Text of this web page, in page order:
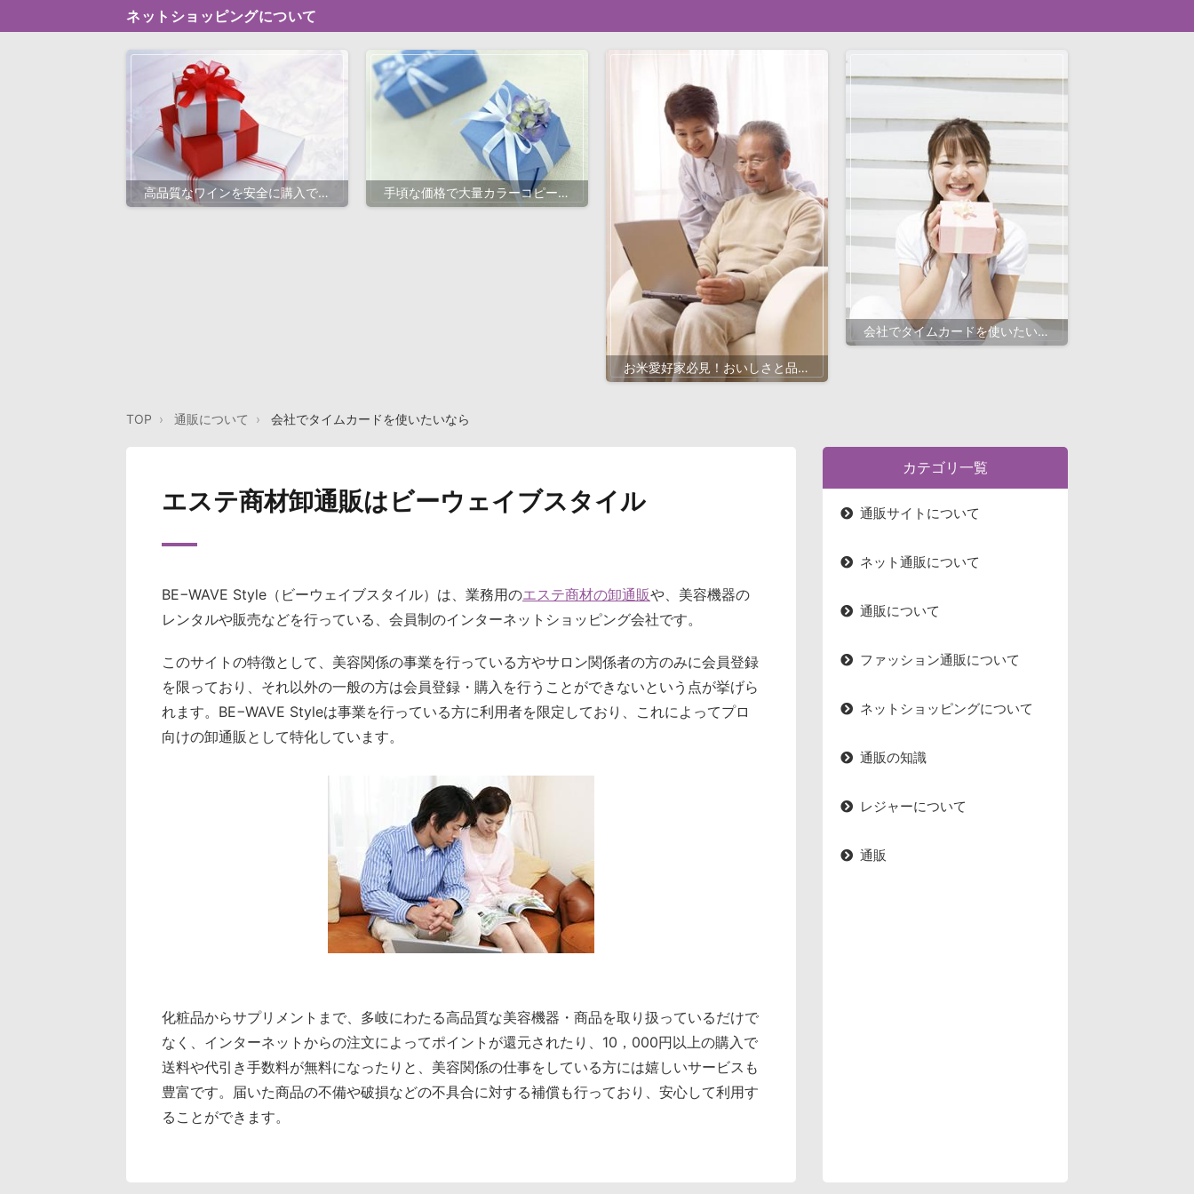
ネットショッピングについて
高品質なワインを安全に購入でき
手頃な価格で大量カラーコピーを
お米愛好家必見！おいしさと品質
会社でタイムカードを使いたいな
TOP 通販について 会社でタイムカードを使いたいなら
エステ商材卸通販はビーウェイブスタイル
BE−WAVE Style（ビーウェイブスタイル）は、業務用のエステ商材の卸通販や、美容機器の
レンタルや販売などを行っている、会員制のインターネットショッピング会社です。
このサイトの特徴として、美容関係の事業を行っている方やサロン関係者の方のみに会員登録
を限っており、それ以外の一般の方は会員登録・購入を行うことができないという点が挙げら
れます。BE−WAVE Styleは事業を行っている方に利用者を限定しており、これによってプロ
向けの卸通販として特化しています。
化粧品からサプリメントまで、多岐にわたる高品質な美容機器・商品を取り扱っているだけで
なく、インターネットからの注文によってポイントが還元されたり、10，000円以上の購入で
送料や代引き手数料が無料になったりと、美容関係の仕事をしている方には嬉しいサービスも
豊富です。届いた商品の不備や破損などの不具合に対する補償も行っており、安心して利用す
ることができます。
カテゴリ一覧
通販サイトについて
ネット通販について
通販について
ファッション通販について
ネットショッピングについて
通販の知識
レジャーについて
通販